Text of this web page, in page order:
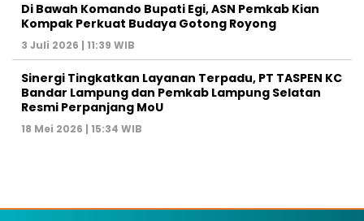
Di Bawah Komando Bupati Egi, ASN Pemkab Kian
Kompak Perkuat Budaya Gotong Royong
3 Juli 2026 | 11:39 WIB
Sinergi Tingkatkan Layanan Terpadu, PT TASPEN KC
Bandar Lampung dan Pemkab Lampung Selatan
Resmi Perpanjang MoU
18 Mei 2026 | 15:34 WIB